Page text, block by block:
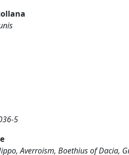
5
Averroism, Boethius of Dacia,